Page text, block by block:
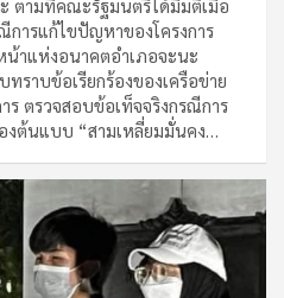
ตามที่คณะรัฐมนตรีได้มีมติเมื่อ
ารแก้ไขปัญหาของโครงการ
าแห่งอนาคตอำเภอจะนะ
ราบข้อเรียกร้องของเครือข่าย
ตรวจสอบข้อเท็จจริงกรณีการ
งต้นแบบ “สามเหลี่ยมมั่นคง…